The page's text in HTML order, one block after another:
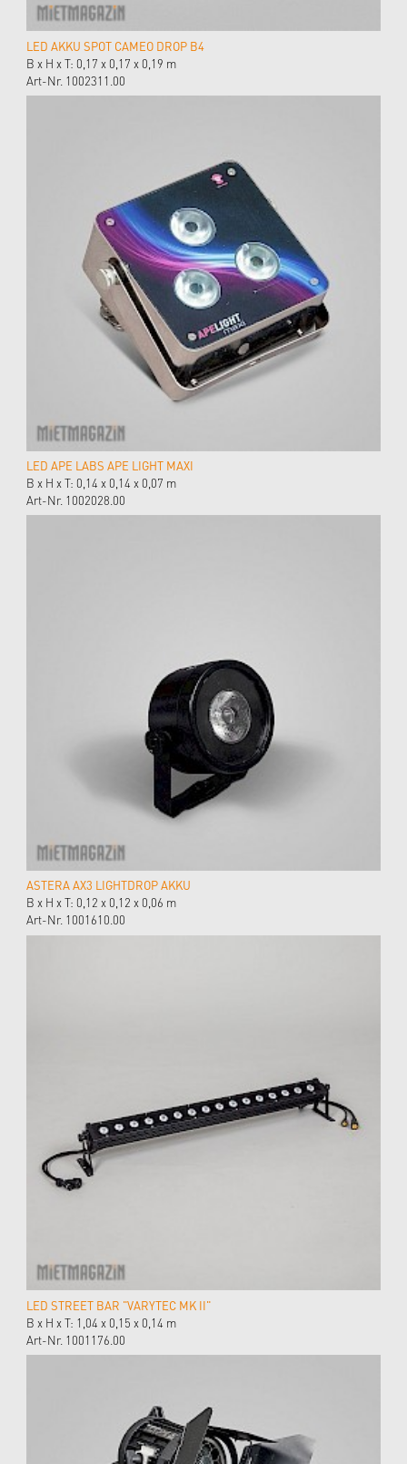
LED AKKU SPOT CAMEO DROP B4
B x H x T: 0,17 x 0,17 x 0,19 m
Art-Nr. 1002311.00
LED APE LABS APE LIGHT MAXI
B x H x T: 0,14 x 0,14 x 0,07 m
Art-Nr. 1002028.00
ASTERA AX3 LIGHTDROP AKKU
B x H x T: 0,12 x 0,12 x 0,06 m
Art-Nr. 1001610.00
LED STREET BAR "VARYTEC MK II"
B x H x T: 1,04 x 0,15 x 0,14 m
Art-Nr. 1001176.00